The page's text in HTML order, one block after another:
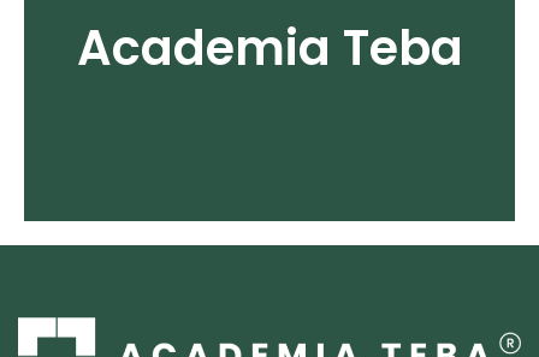
Academia Teba
Más información